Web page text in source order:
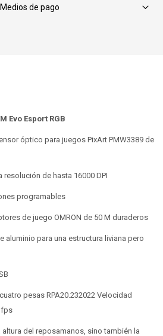
Medios de pago
Evo Esport RGB
óptico para juegos PixArt PMW3389 de
de hasta 16000 DPI
programables
de juego OMRON de 50 M duraderos
aluminio para una estructura liviana pero
pesas RPA20.232022 Velocidad
fps
del reposamanos, sino también la